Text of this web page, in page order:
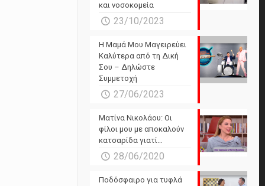
και νοσοκομεία
23/10/2023
Η Μαμά Μου Μαγειρεύει
Καλύτερα από τη Δική
Σου – Δηλώστε
Συμμετοχή
27/06/2023
Ματίνα Νικολάου: Οι
φίλοι μου με αποκαλούν
κατσαρίδα γιατί…
28/06/2020
Ποδόσφαιρο για τυφλά